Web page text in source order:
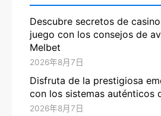
Descubre secretos de
juego con los consejos de
Melbet
2026年8月7日
Disfruta de la prestigiosa
con los sistemas auténticos
2026年8月7日